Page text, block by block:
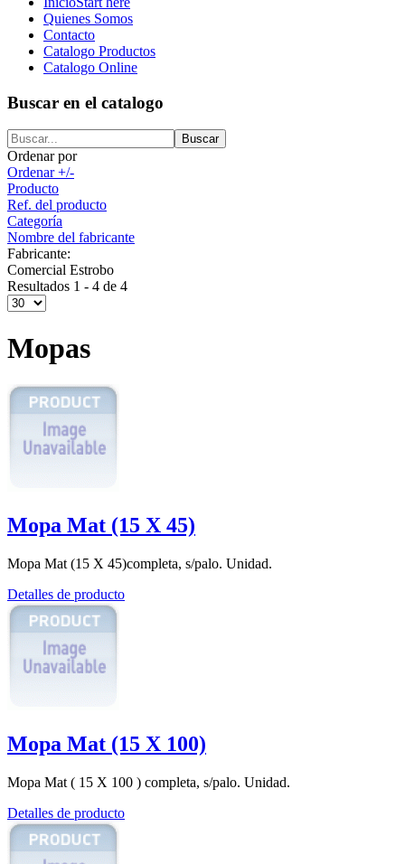
Quienes Somos
Contacto
Catalogo Productos
Catalogo Online
Buscar en el catalogo
Ordenar por
Ordenar +/-
Producto
Ref. del producto
Categoría
Nombre del fabricante
Fabricante:
Comercial Estrobo
Resultados 1 - 4 de 4
Mopas
Mopa Mat (15 X 45)
Mopa Mat (15 X 45)completa, s/palo. Unidad.
Detalles de producto
Mopa Mat (15 X 100)
Mopa Mat ( 15 X 100 ) completa, s/palo. Unidad.
Detalles de producto